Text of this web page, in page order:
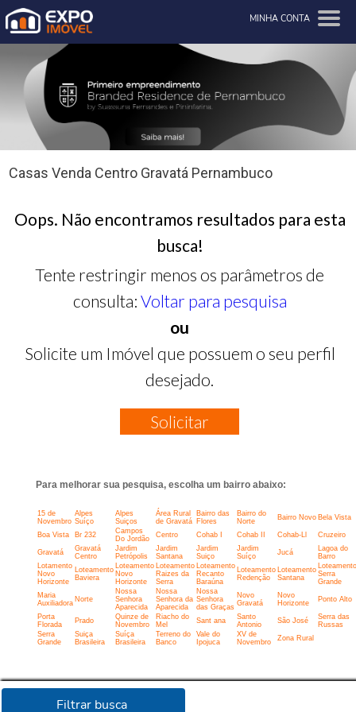
MINHA CONTA
Filtrar busca
Casas Venda Centro Gravatá Pernambuco
Oops. Não encontramos resultados para esta
busca!
Tente restringir menos os parâmetros de
consulta: Voltar para pesquisa
ou
Solicite um Imóvel que possuem o seu perfil
desejado.
Solicitar
Para melhorar sua pesquisa, escolha um bairro abaixo:
15 de
Novembro
Alpes
Suíço
Alpes
Suiços
Área Rural
de Gravatá
Bairro das
Flores
Bairro do
Norte
Bairro Novo Bela Vista
Boa Vista Br 232
Campos
Do Jordão
Centro Cohab I Cohab II Cohab-Ll Cruzeiro
Gravatá
Gravatá
Centro
Jardim
Petrópolis
Jardim
Santana
Jardim
Suiço
Jardim
Suíço
Jucá
Lagoa do
Barro
Lotamento
Novo
Horizonte
Loteamento
Baviera
Loteamento
Novo
Horizonte
Loteamento
Raizes da
Serra
Loteamento
Recanto
Baraúna
Loteamento
Redenção
Loteamento
Santana
Loteamento
Serra
Grande
Maria
Auxiliadora Norte
Nossa
Senhora
Aparecida
Nossa
Senhora da
Aparecida
Nossa
Senhora
das Graças
Novo
Gravatá
Novo
Horizonte
Ponto Alto
Porta
Florada
Prado
Quinze de
Novembro
Riacho do
Mel
Sant ana
Santo
Antonio
São José
Serra das
Russas
Serra
Grande
Suiça
Brasileira
Suíça
Brasileira
Terreno do
Banco
Vale do
Ipojuca
XV de
Novembro
Zona Rural